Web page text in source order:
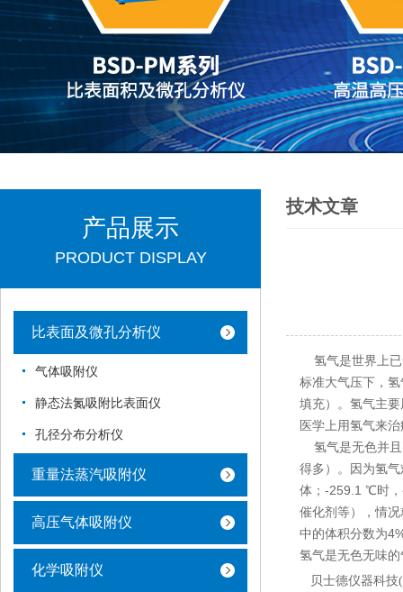
产品展示
PRODUCT DISPLAY
比表面及微孔分析仪
气体吸附仪
静态法氮吸附比表面仪
孔径分布分析仪
重量法蒸汽吸附仪
高压气体吸附仪
化学吸附仪
技术文章
氢气是世界上已
标准大气压下，
填充）。氢气主
医学上用氢气来
氢气是无色并且
得多）。因为氢
体；-259.1 ℃时，
催化剂等），情
中的体积分数为
氢气是无色无味
贝士德仪器科技(